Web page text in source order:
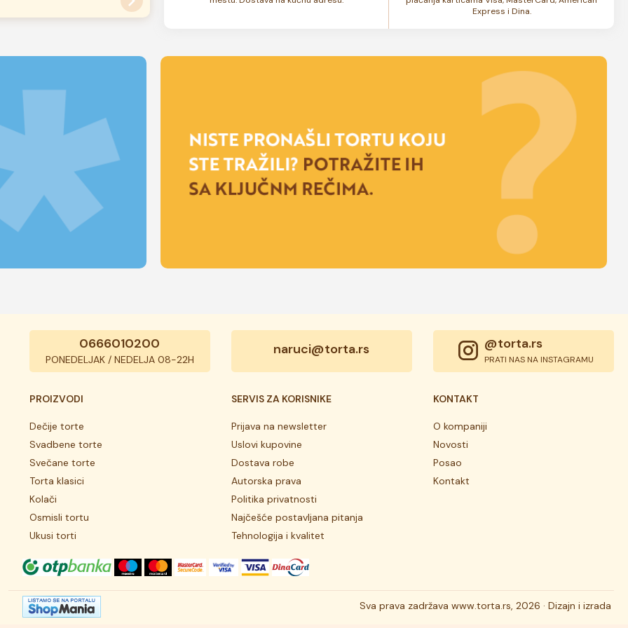
Express i Dina.
0666010200
PONEDELJAK / NEDELJA 08-22H
naruci@torta.rs @torta.rs
PRATI NAS NA INSTAGRAMU
PROIZVODI
Dečije torte
Svadbene torte
Svečane torte
Torta klasici
Kolači
Osmisli tortu
Ukusi torti
SERVIS ZA KORISNIKE
Prijava na newsletter
Uslovi kupovine
Dostava robe
Autorska prava
Politika privatnosti
Najčešće postavljana pitanja
Tehnologija i kvalitet
KONTAKT
O kompaniji
Novosti
Posao
Kontakt
Sva prava zadržava www.torta.rs, 2026 · Dizajn i izrada